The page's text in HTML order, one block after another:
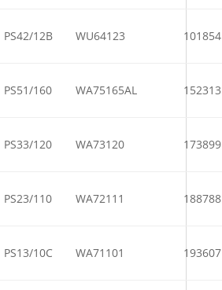
PS42/12B WU64123 101854
PS51/160 WA75165AL 152313
PS33/120 WA73120 173899
PS23/110 WA72111 188788
PS13/10C WA71101 193607